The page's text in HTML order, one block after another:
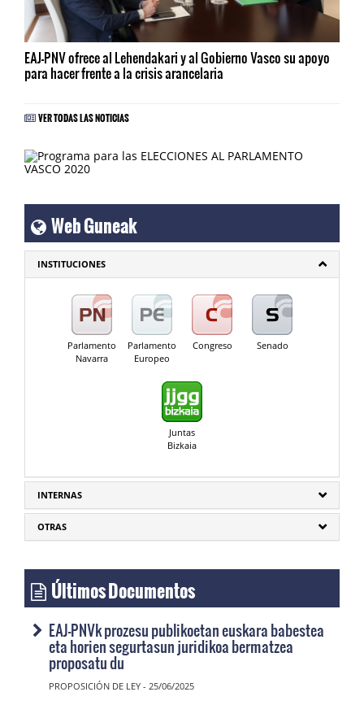
EAJ-PNV ofrece al Lehendakari y al Gobierno Vasco su apoyo
para hacer frente a la crisis arancelaria
VER TODAS LAS NOTICIAS
Web Guneak
INSTITUCIONES
Parlamento
Navarra
Parlamento
Europeo
Congreso Senado
Juntas
Bizkaia
INTERNAS
OTRAS
Últimos Documentos
EAJ-PNVk prozesu publikoetan euskara babestea
eta horien segurtasun juridikoa bermatzea
proposatu du
PROPOSICIÓN DE LEY - 25/06/2025